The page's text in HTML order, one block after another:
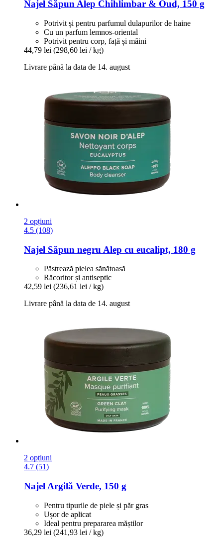
Najel Săpun Alep Chihlimbar & Oud, 150 g
Potrivit și pentru parfumul dulapurilor de haine
Cu un parfum lemnos-oriental
Potrivit pentru corp, față și mâini
44,79 lei (298,60 lei / kg)
Livrare până la data de 14. august
2 opțiuni
4.5 (108)
Najel Săpun negru Alep cu eucalipt, 180 g
Păstrează pielea sănătoasă
Răcoritor și antiseptic
42,59 lei (236,61 lei / kg)
Livrare până la data de 14. august
2 opțiuni
4.7 (51)
Najel Argilă Verde, 150 g
Pentru tipurile de piele și păr gras
Ușor de aplicat
Ideal pentru prepararea măștilor
36,29 lei (241,93 lei / kg)